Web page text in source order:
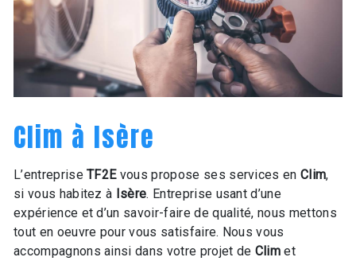
Clim à Isère
L’entrepriseTF2Evous propose ses services enClim,
si vous habitez à Isère. Entreprise usant d’une
expérience et d’un savoir-faire de qualité, nous mettons
tout en oeuvre pour vous satisfaire. Nous vous
accompagnons ainsi dans votre projet de Clim et